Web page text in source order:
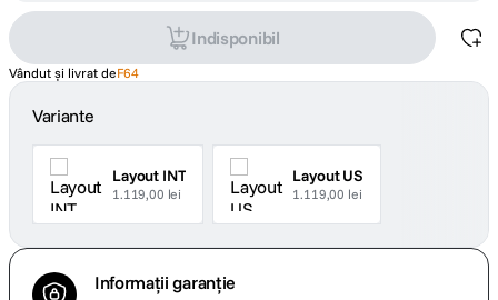
Indisponibil
Vândut și livrat deF64
Variante
Layout INT
1.119,00 lei
Layout US
1.119,00 lei
Informații garanție